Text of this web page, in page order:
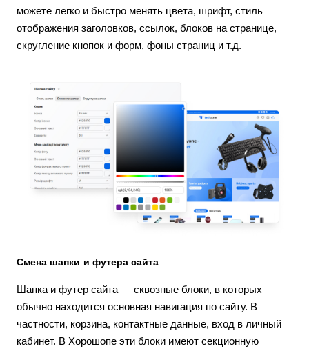
можете легко и быстро менять цвета, шрифт, стиль
отображения заголовков, ссылок, блоков на странице,
скругление кнопок и форм, фоны страниц и т.д.
Смена шапки и футера сайта
Шапка и футер сайта — сквозные блоки, в которых
обычно находится основная навигация по сайту. В
частности, корзина, контактные данные, вход в личный
кабинет. В Хорошопе эти блоки имеют секционную